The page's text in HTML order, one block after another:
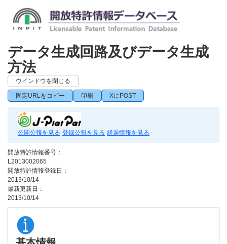
データ生成回路及びデータ生成
方法
ウインドウを閉じる
固定URLをコピー 印刷 XにPOST
公開公報を見る 登録公報を見る 経過情報を見る
開放特許情報番号：
L2013002065
開放特許情報登録日：
2013/10/14
最新更新日：
2013/10/14